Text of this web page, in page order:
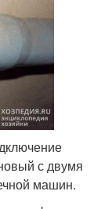
с двумя
машин.